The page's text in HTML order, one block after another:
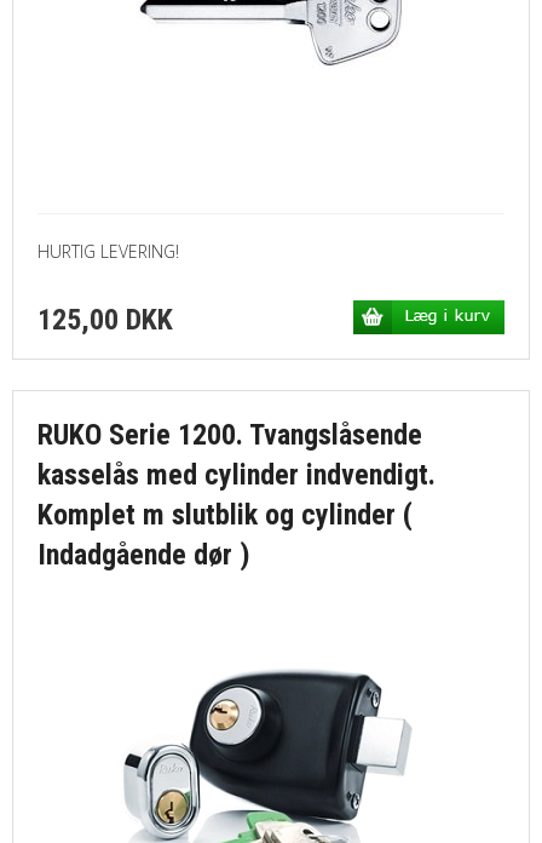
HURTIG LEVERING!
125,00 DKK
RUKO Serie 1200. Tvangslåsende
kasselås med cylinder indvendigt.
Komplet m slutblik og cylinder (
Indadgående dør )